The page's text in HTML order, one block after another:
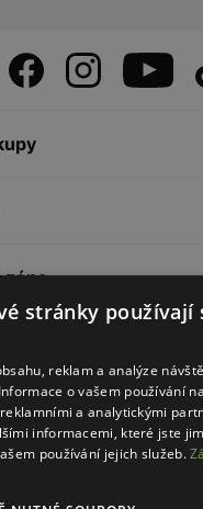
zóna
stránky používají
reklam a analýze
o vašem používání
a analytickými
informacemi, které jste
používání jejich služeb.